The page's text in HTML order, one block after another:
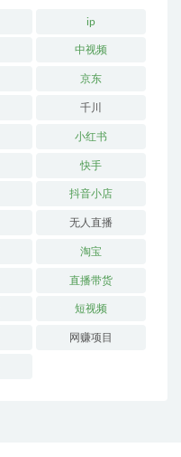
ip
中视频
京东
千川
小红书
快手
抖音小店
无人直播
淘宝
直播带货
短视频
网赚项目